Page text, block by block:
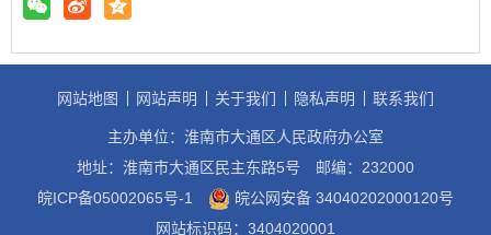
网站地图 网站声明 关于我们 隐私声明 联系我们
主办单位：淮南市大通区人民政府办公室
地址：淮南市大通区民主东路5号
邮编：232000
皖ICP备05002065号-1
皖公网安备 34040202000120号
网站标识码：3404020001